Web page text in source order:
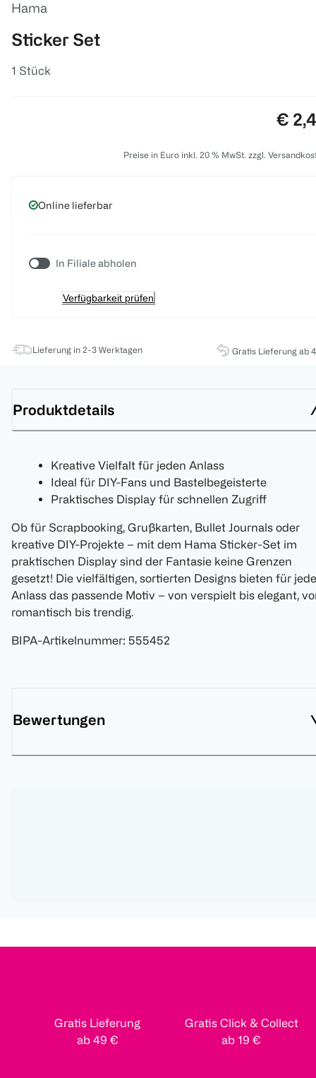
Hama
Sticker Set
1 Stück
€
Preise in Euro inkl. 20 % MwSt. zzgl.
Online lieferbar
In Filiale abholen
Verfügbarkeit prüfen
Lieferung in 2-3 Werktagen Gratis Lieferung ab
Produktdetails
Kreative Vielfalt für jeden Anlass
Ideal für DIY-Fans und Bastelbegeisterte
Praktisches Display für schnellen Zugriff
Ob für Scrapbooking, Grußkarten, Bullet Journals oder
kreative DIY-Projekte – mit dem Hama Sticker-Set im
praktischen Display sind der Fantasie keine Grenzen
gesetzt! Die vielfältigen, sortierten Designs bieten für
Anlass das passende Motiv – von verspielt bis elegant,
romantisch bis trendig.
BIPA-Artikelnummer: 555452
Bewertungen
Gratis Lieferung
ab 49 €
Gratis Click & Collect
ab 19 €